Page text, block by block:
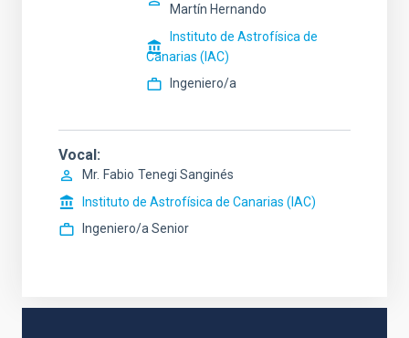
Martín Hernando
Instituto de Astrofísica de
Canarias (IAC)
Ingeniero/a
Vocal
Mr. Fabio Tenegi Sanginés
Instituto de Astrofísica de Canarias (IAC)
Ingeniero/a Senior